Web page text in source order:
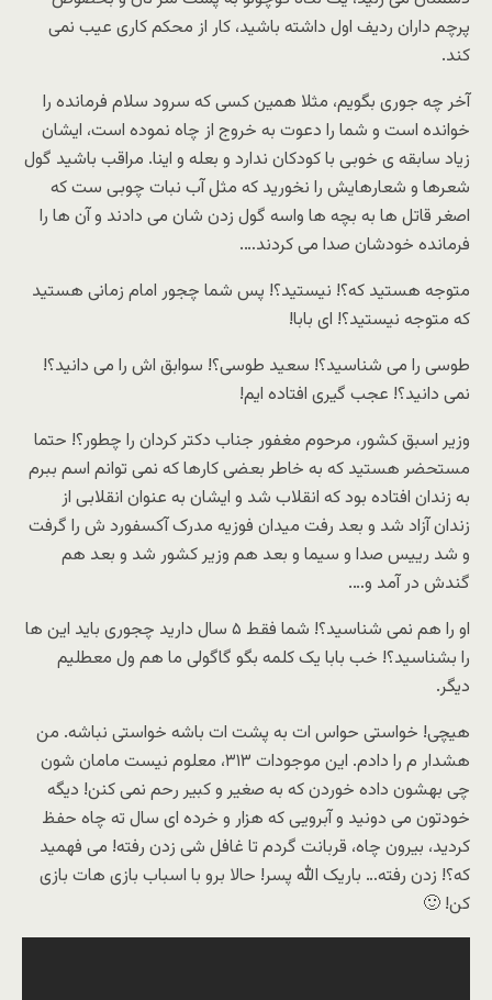
پرچم داران ردیف اول داشته باشید، کار از محکم کاری عیب نمی
کند.
آخر چه جوری بگویم، مثلا همین کسی که سرود سلام فرمانده را
خوانده است و شما را دعوت به خروج از چاه نموده است، ایشان
زیاد سابقه ی خوبی با کودکان ندارد و بعله و اینا. مراقب باشید گول
شعرها و شعارهایش را نخورید که مثل آب نبات چوبی ست که
اصغر قاتل ها به بچه ها واسه گول زدن شان می دادند و آن ها را
فرمانده خودشان صدا می کردند….
متوجه هستید که؟! نیستید؟! پس شما چجور امام زمانی هستید
که متوجه نیستید؟! ای بابا!
طوسی را می شناسید؟! سعید طوسی؟! سوابق اش را می دانید؟!
نمی دانید؟! عجب گیری افتاده ایم!
وزیر اسبق کشور، مرحوم مغفور جناب دکتر کردان را چطور؟! حتما
مستحضر هستید که به خاطر بعضی کارها که نمی توانم اسم ببرم
به زندان افتاده بود که انقلاب شد و ایشان به عنوان انقلابی از
زندان آزاد شد و بعد رفت میدان فوزیه مدرک آکسفورد ش را گرفت
و شد رییس صدا و سیما و بعد هم وزیر کشور شد و بعد هم
گندش در آمد و….
او را هم نمی شناسید؟! شما فقط ۵ سال دارید چجوری باید این ها
را بشناسید؟! خب بابا یک کلمه بگو گاگولی ما هم ول معطلیم
دیگر.
هیچی! خواستی حواس ات به پشت ات باشه خواستی نباشه. من
هشدار م را دادم. این موجودات ۳۱۳، معلوم نیست مامان شون
چی بهشون داده خوردن که به صغیر و کبیر رحم نمی کنن! دیگه
خودتون می دونید و آبرویی که هزار و خرده ای سال ته چاه حفظ
کردید، بیرون چاه، قربانت گردم تا غافل شی زدن رفته! می فهمید
که؟! زدن رفته… باریک الله پسر! حالا برو با اسباب بازی هات بازی
کن! 🙂